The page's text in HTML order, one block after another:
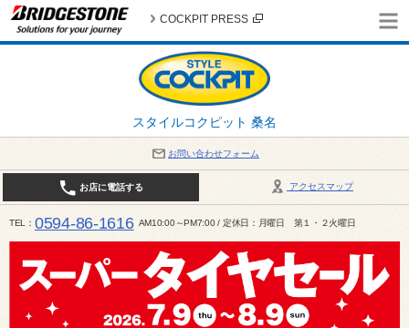
スタイルコクピット 桑名
COCKPIT PRESS
お問い合わせフォーム
アクセスマップ
お店に電話する
TEL 0594-86-1616 AM10:00～PM7:00 / 定休日：月曜日 第１・２火曜日